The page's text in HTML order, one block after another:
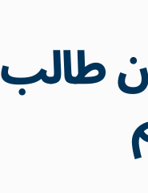
من 3 ملايين طالب